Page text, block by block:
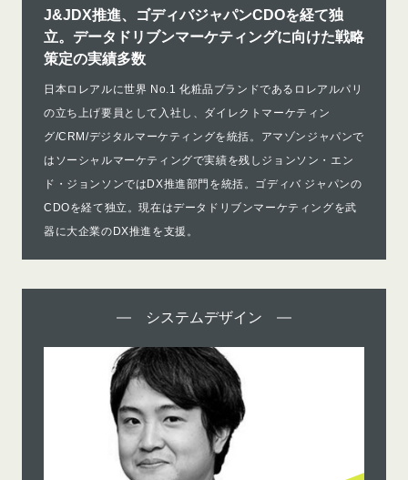
J&JDX推進、ゴディバジャパンCDOを経て独
立。データドリブンマーケティングに向けた戦略
策定の実績多数
日本ロレアルに世界 No.1 化粧品ブランドであるロレアルパリ
の立ち上げ要員として入社し、ダイレクトマーケティン
グ/CRM/デジタルマーケティングを統括。アマゾンジャパンで
はソーシャルマーケティングで実績を残しジョンソン・エン
ド・ジョンソンではDX推進部門を統括。ゴディバ ジャパンの
CDOを経て独立。現在はデータドリブンマーケティングを武
器に大企業のDX推進を支援。
システムデザイン